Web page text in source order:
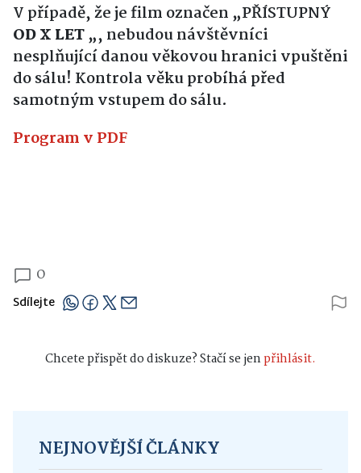
V případě, že je film označen „PŘÍSTUPNÝ
OD X LET„, nebudou návštěvníci
nesplňující danou věkovou hranici vpuštěni
do sálu! Kontrola věku probíhá před
samotným vstupem do sálu.
Program v PDF
0
Sdílejte
Chcete přispět do diskuze? Stačí se jenpřihlásit.
NEJNOVĚJŠÍ ČLÁNKY